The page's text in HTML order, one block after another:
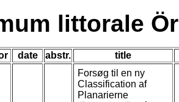
littorale
date abstr. title
Forsøg til en ny
Classification af
Planarierne